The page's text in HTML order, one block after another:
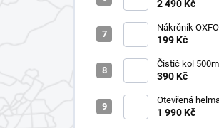
ZG11702 RIDE
2 490 Kč
Nákrčník
CA100-OX
199 Kč
Čistič kol 500ml
390 Kč
Otevřená
ZG11501
1 990 Kč